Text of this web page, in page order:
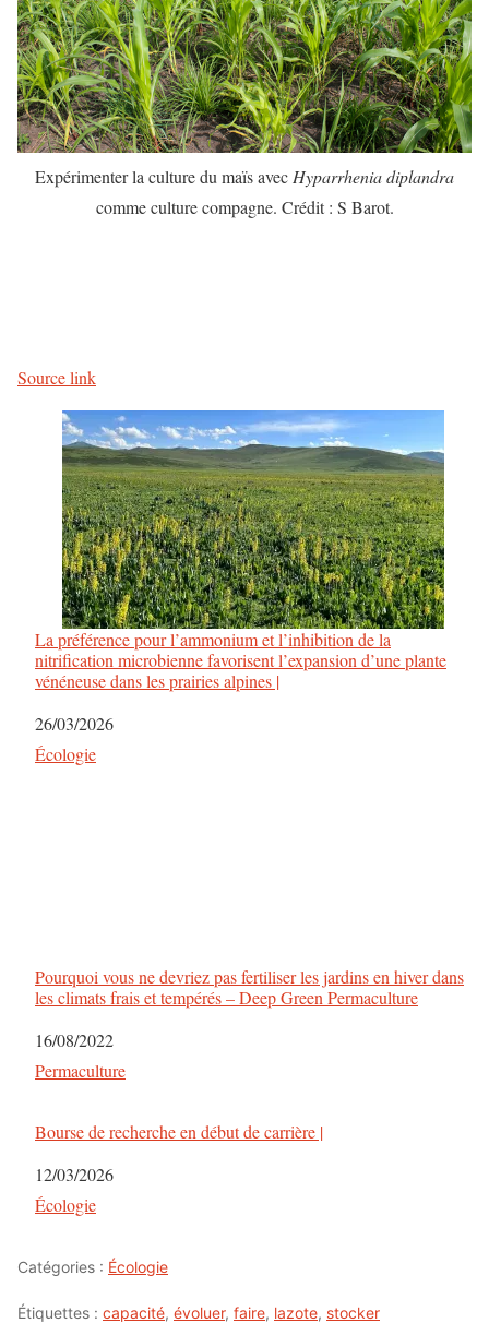
Expérimenter la culture du maïs avec Hyparrhenia diplandra
comme culture compagne. Crédit : S Barot.
Source link
La préférence pour l’ammonium et l’inhibition de la
nitrification microbienne favorisent l’expansion d’une plante
vénéneuse dans les prairies alpines |
Date
26/03/2026
Par rapport à
Écologie
Pourquoi vous ne devriez pas fertiliser les jardins en hiver dans
les climats frais et tempérés – Deep Green Permaculture
Date
16/08/2022
Par rapport à
Permaculture
Bourse de recherche en début de carrière |
Date
12/03/2026
Par rapport à
Écologie
Catégories : Écologie
Étiquettes : capacité, évoluer, faire, lazote, stocker